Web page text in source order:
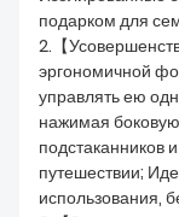
подарком для
2.【
эргономичной
управлять ею
нажимая
подстаканников
путешествии;
использования,